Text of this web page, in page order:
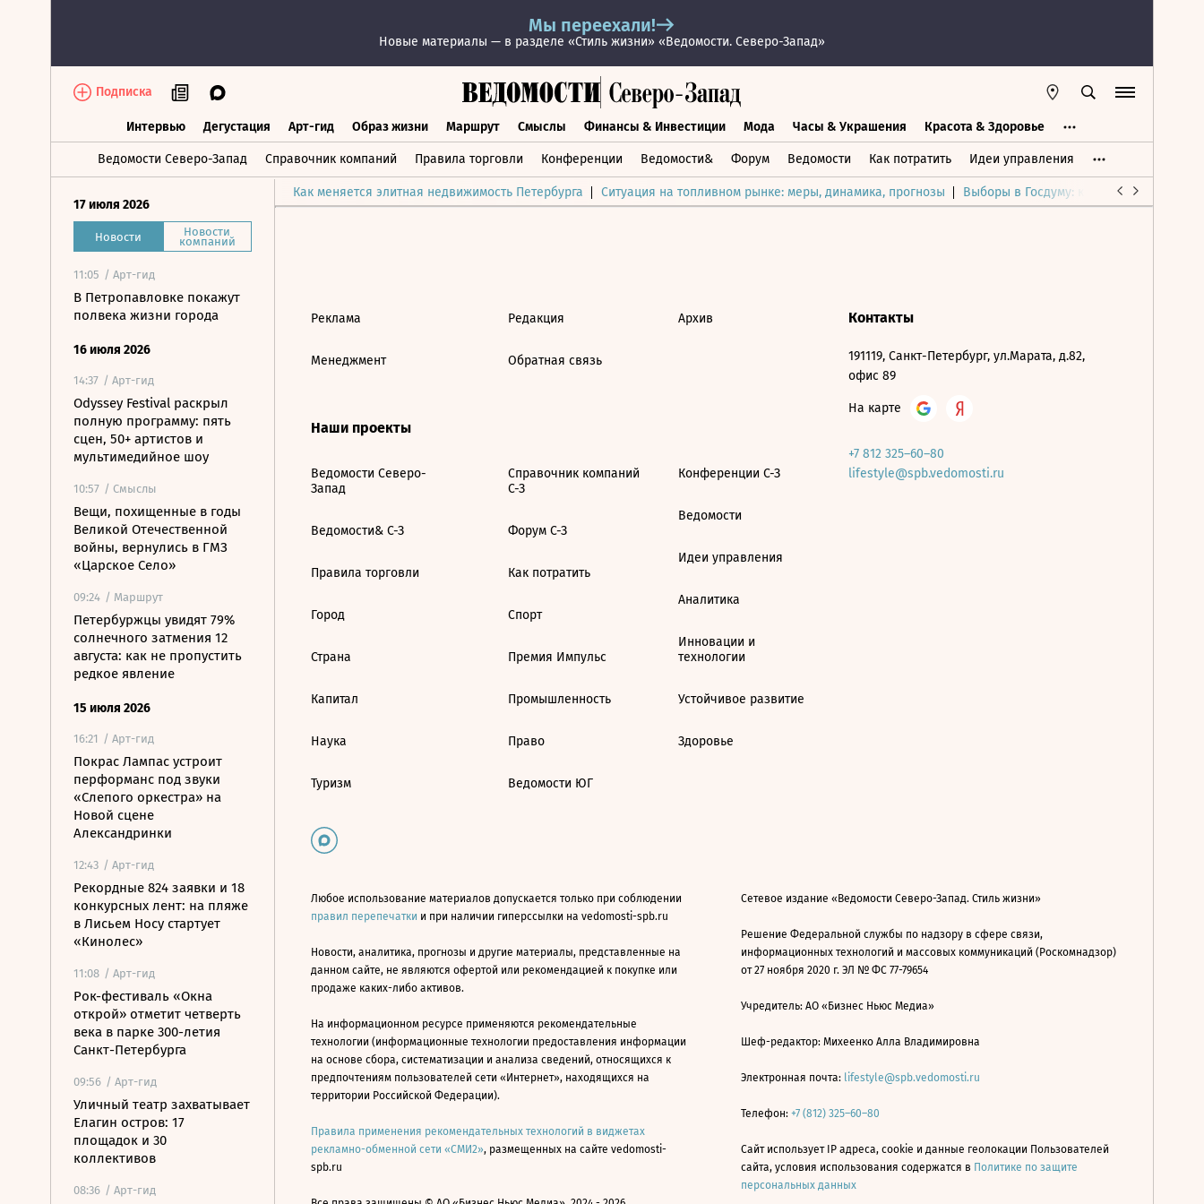
Мы переехали!
Новые материалы — в разделе «Стиль жизни» «Ведомости. Северо-Запад»
Подписка
Интервью Дегустация Арт-гид Образ жизни Маршрут Смыслы Финансы & Инвестиции Мода Часы & Украшения Красота & Здоровье
Ведомости Северо-Запад Справочник компаний Правила торговли Конференции Ведомости& Форум Ведомости Как потратить Идеи управления
Интервью Дегустация Арт-гид Образ жизни Маршрут Смыслы Финансы & Инвестиции Мода Часы & Украшения Дом & Интерьер
Как меняется элитная недвижимость Петербурга Ситуация на топливном рынке: меры, динамика, прогнозы
Выборы в Госдуму: каким был и будет
17 июля 2026
Новости Новости
компаний
11:05 / Арт-гид
В Петропавловке покажут
полвека жизни города
16 июля 2026
14:37 / Арт-гид
Odyssey Festival раскрыл
полную программу: пять
сцен, 50+ артистов и
мультимедийное шоу
10:57 / Смыслы
Вещи, похищенные в годы
Великой Отечественной
войны, вернулись в ГМЗ
«Царское Село»
09:24 / Маршрут
Петербуржцы увидят 79%
солнечного затмения 12
августа: как не пропустить
редкое явление
15 июля 2026
16:21 / Арт-гид
Покрас Лампас устроит
перформанс под звуки
«Слепого оркестра» на
Новой сцене
Александринки
12:43 / Арт-гид
Рекордные 824 заявки и 18
конкурсных лент: на пляже
в Лисьем Носу стартует
«Кинолес»
11:08 / Арт-гид
Рок-фестиваль «Окна
открой» отметит четверть
века в парке 300-летия
Санкт-Петербурга
09:56 / Арт-гид
Уличный театр захватывает
Елагин остров: 17
площадок и 30
коллективов
08:36 / Арт-гид
Реклама
Менеджмент
Редакция
Обратная связь
Архив
Наши проекты
Ведомости Северо-
Запад
Ведомости& С-З
Правила торговли
Город
Страна
Капитал
Наука
Туризм
Справочник компаний
С-З
Форум С-З
Как потратить
Спорт
Премия Импульс
Промышленность
Право
Ведомости ЮГ
Конференции С-З
Ведомости
Идеи управления
Аналитика
Инновации и
технологии
Устойчивое развитие
Здоровье
Контакты
191119, Санкт-Петербург, ул.Марата, д.82,
офис 89
На карте
+7 812 325–60–80
lifestyle@spb.vedomosti.ru
Любое использование материалов допускается только при соблюдении
правил перепечатки и при наличии гиперссылки на vedomosti-spb.ru
Новости, аналитика, прогнозы и другие материалы, представленные на
данном сайте, не являются офертой или рекомендацией к покупке или
продаже каких-либо активов.
На информационном ресурсе применяются рекомендательные
технологии (информационные технологии предоставления информации
на основе сбора, систематизации и анализа сведений, относящихся к
предпочтениям пользователей сети «Интернет», находящихся на
территории Российской Федерации).
Правила применения рекомендательных технологий в виджетах
рекламно-обменной сети «СМИ2», размещенных на сайте vedomosti-
spb.ru
Сетевое издание «Ведомости Северо-Запад. Стиль жизни»
Решение Федеральной службы по надзору в сфере связи,
информационных технологий и массовых коммуникаций (Роскомнадзор)
от 27 ноября 2020 г. ЭЛ № ФС 77-79654
Учредитель: АО «Бизнес Ньюс Медиа»
Шеф-редактор: Михеенко Алла Владимировна
Электронная почта: lifestyle@spb.vedomosti.ru
Телефон: +7 (812) 325–60–80
Сайт использует IP адреса, cookie и данные геолокации Пользователей
сайта, условия использования содержатся в Политике по защите
персональных данных